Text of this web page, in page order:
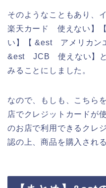
そのようなこともあり、
楽天カード 使えない】
い】【 &est アメリカン
&est JCB 使えない】と
みることにしました。
なので、もしも、こちら
店でクレジットカードが
のお店で利用できるクレ
認の上、商品を購入され